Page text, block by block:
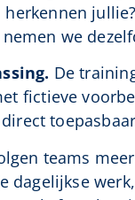
we
De
fictieve
teams
dagelijkse werk,